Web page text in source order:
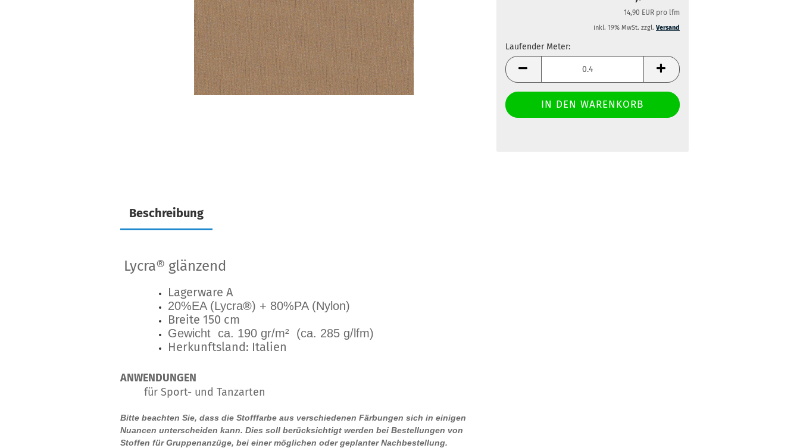
14,90 EUR pro lfm
inkl. 19% MwSt. zzgl. Versand
Laufender Meter:
Laufender
Meter
Beschreibung
Lycra® glänzend
Lagerware A
20%EA (Lycra®) + 80%PA (Nylon)
Breite 150 cm
Gewicht ca. 190 gr/m² (ca. 285 g/lfm)
Herkunftsland: Italien
ANWENDUNGEN
für Sport- und Tanzarten
Bitte beachten Sie, dass die Stofffarbe aus verschiedenen Färbungen sich in einigen
Nuancen unterscheiden kann. Dies soll berücksichtigt werden bei Bestellungen von
Stoffen für Gruppenanzüge, bei einer möglichen oder geplanter Nachbestellung.